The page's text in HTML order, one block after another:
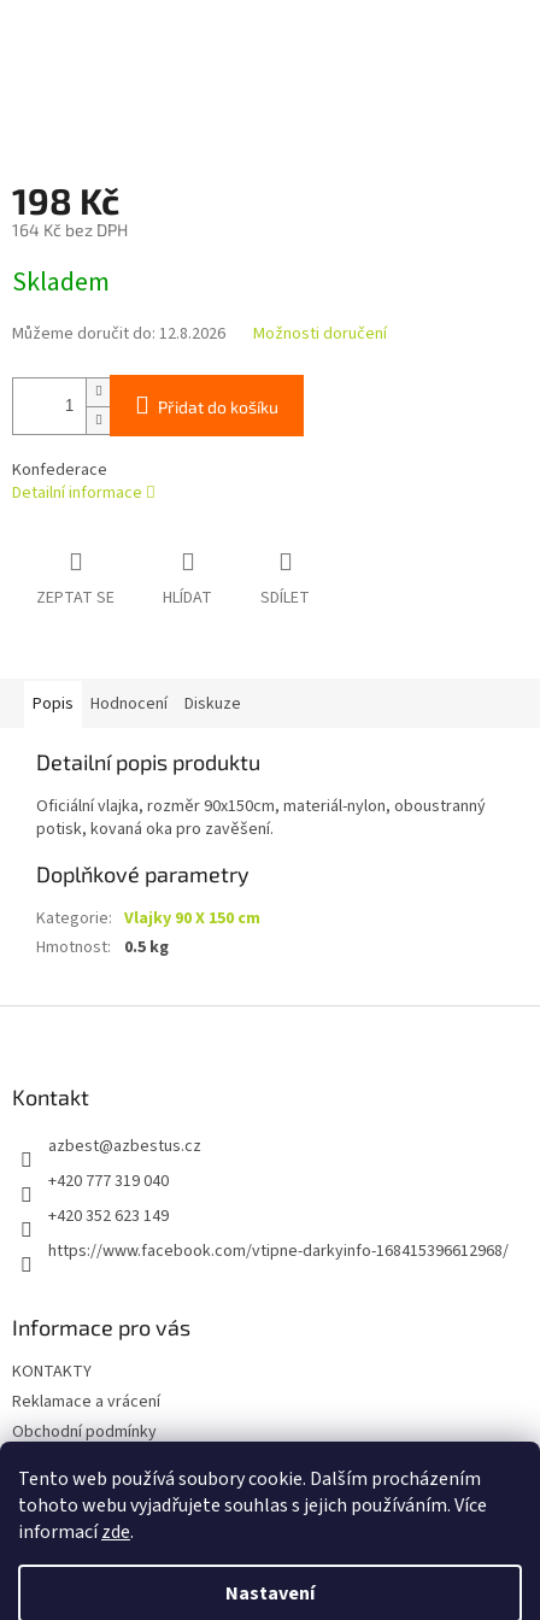
Tento web používá soubory cookie. Dalším procházením
tohoto webu vyjadřujete souhlas s jejich používáním. Více
informacízde.
Nastavení
198 Kč
164 Kč bez DPH
cena:
Skladem
Můžeme doručit do: 12.8.2026 Možnosti doručení
Přidat do košíku
Konfederace
Detailní informace
ZEPTAT SE HLÍDAT SDÍLET
Popis Hodnocení Diskuze
Detailní popis produktu
Oficiální vlajka, rozměr 90x150cm, materiál-nylon, oboustranný
potisk, kovaná oka pro zavěšení.
Doplňkové parametry
Kategorie: Vlajky 90 X 150 cm
Hmotnost: 0.5 kg
Kontakt
azbest@azbestus.cz
+420 777 319 040
+420 352 623 149
https://www.facebook.com/vtipne-darkyinfo-168415396612968/
Informace pro vás
KONTAKTY
Reklamace a vrácení
Obchodní podmínky
Doprava a platba
Vytvořil Shoptet